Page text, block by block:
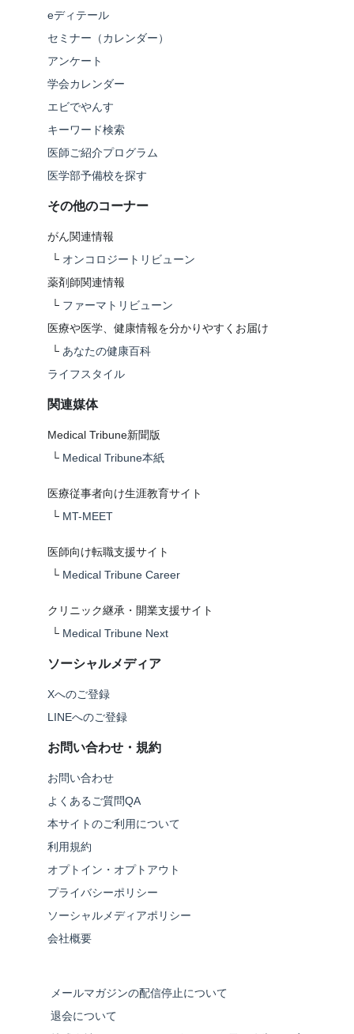
eディテール
セミナー（カレンダー）
アンケート
学会カレンダー
エビでやんす
キーワード検索
医師ご紹介プログラム
医学部予備校を探す
その他のコーナー
がん関連情報
└ オンコロジートリビューン
薬剤師関連情報
└ ファーマトリビューン
医療や医学、健康情報を分かりやすくお届け
└ あなたの健康百科
ライフスタイル
関連媒体
Medical Tribune新聞版
└ Medical Tribune本紙
医療従事者向け生涯教育サイト
└ MT-MEET
医師向け転職支援サイト
└ Medical Tribune Career
クリニック継承・開業支援サイト
└ Medical Tribune Next
ソーシャルメディア
Xへのご登録
LINEへのご登録
お問い合わせ・規約
お問い合わせ
よくあるご質問QA
本サイトのご利用について
利用規約
オプトイン・オプトアウト
プライバシーポリシー
ソーシャルメディアポリシー
会社概要
メールマガジンの配信停止について
退会について